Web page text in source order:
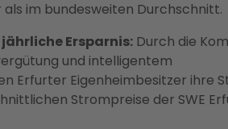
im bundesweiten Durchschnitt.
Ersparnis: Durch die
und intelligentem
Erfurter Eigenheimbesitzer ihre
Strompreise der SWE